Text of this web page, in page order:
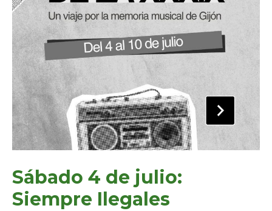
Sábado 4 de julio:
Siempre Ilegales